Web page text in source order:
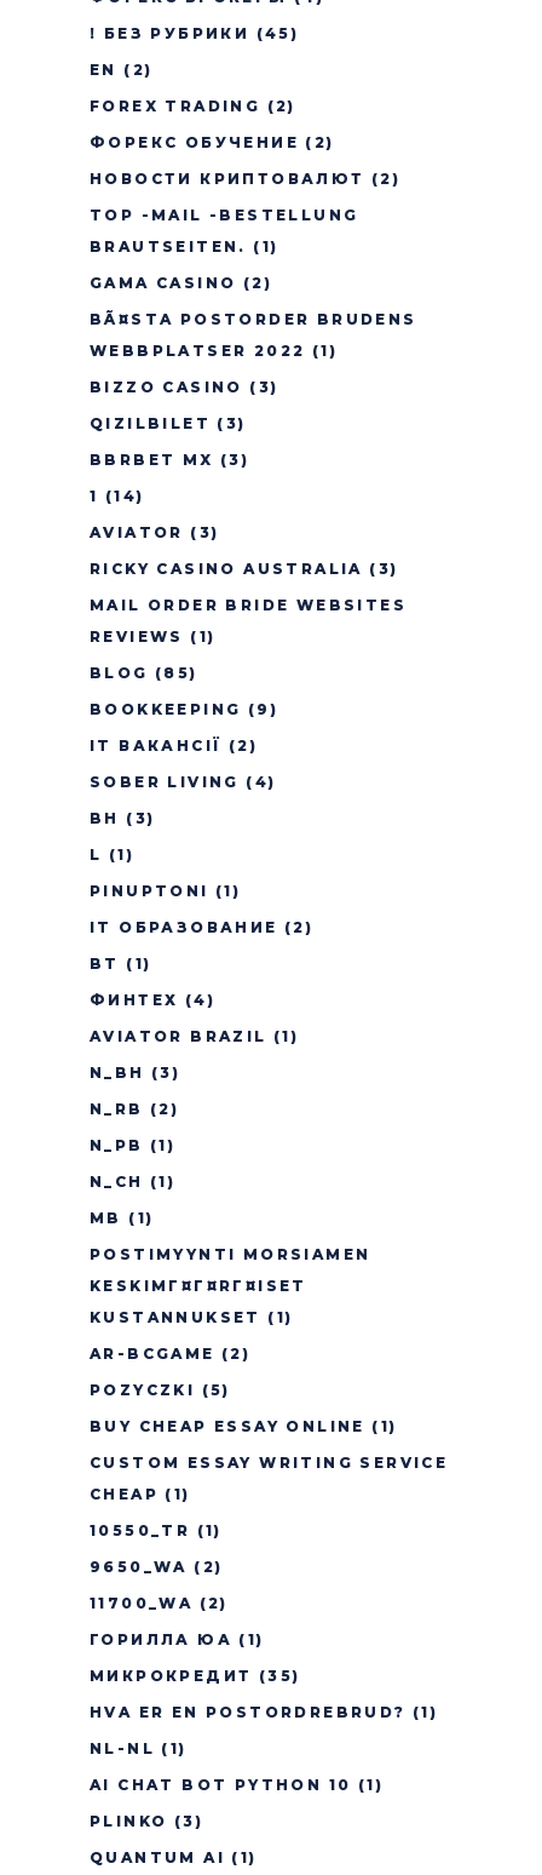
! БЕЗ РУБРИКИ
(45)
EN
(2)
FOREX TRADING (2)
ФОРЕКС ОБУЧЕНИЕ (2)
НОВОСТИ КРИПТОВАЛЮТ
(2)
TOP -MAIL -BESTELLUNG
BRAUTSEITEN. (1)
GAMA CASINO (2)
BÃ¤STA POSTORDER BRUDENS
WEBBPLATSER 2022 (1)
BIZZO CASINO (3)
QIZILBILET (3)
BBRBET MX (3)
1 (14)
AVIATOR (3)
RICKY CASINO AUSTRALIA (3)
MAIL ORDER BRIDE WEBSITES
REVIEWS
(1)
BLOG (85)
BOOKKEEPING (9)
IT ВАКАНСІЇ
(2)
SOBER LIVING (4)
BH
(3)
L (1)
PINUPTONI (1)
IT ОБРАЗОВАНИЕ (2)
BT
(1)
ФИНТЕХ (4)
AVIATOR BRAZIL (1)
N_BH
(3)
N_RB
(2)
N_PB
(1)
N_CH
(1)
MB
(1)
POSTIMYYNTI MORSIAMEN
KESKIMГ¤Г¤RГ¤ISET
KUSTANNUKSET
(1)
AR-BCGAME (2)
POZYCZKI (5)
BUY CHEAP ESSAY ONLINE (1)
CUSTOM ESSAY WRITING SERVICE
CHEAP (1)
10550_TR (1)
9650_WA (2)
11700_WA (2)
ГОРИЛЛА ЮА (1)
МИКРОКРЕДИТ
(35)
HVA ER EN POSTORDREBRUD? (1)
NL-NL (1)
AI CHAT BOT PYTHON 10 (1)
PLINKO (3)
QUANTUM AI (1)